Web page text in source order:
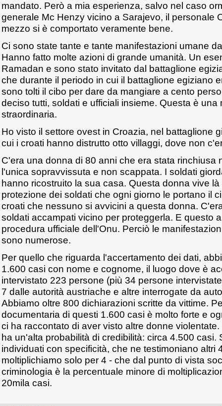
mandato. Però a mia esperienza, salvo nel caso
generale Mc Henzy vicino a Sarajevo, il personale
mezzo si è comportato veramente bene.
Ci sono state tante e tante manifestazioni umane
Hanno fatto molte azioni di grande umanità. Un
Ramadan e sono stato invitato dal battaglione
che durante il periodo in cui il battaglione egiziano
sono tolti il cibo per dare da mangiare a cento
deciso tutti, soldati e ufficiali insieme. Questa è una
straordinaria.
Ho visto il settore ovest in Croazia, nel battaglione
cui i croati hanno distrutto otto villaggi, dove non
C'era una donna di 80 anni che era stata rinchiusa
l'unica sopravvissuta e non scappata. I soldati
hanno ricostruito la sua casa. Questa donna vive
protezione dei soldati che ogni giorno le portano il
croati che nessuno si avvicini a questa donna.
soldati accampati vicino per proteggerla. E questo
procedura ufficiale dell'Onu. Perciò le
sono numerose.
Per quello che riguarda l'accertamento dei dati,
1.600 casi con nome e cognome, il luogo dove è
intervistato 223 persone (più 34 persone
7 dalle autorità austriache e altre interrogate da
Abbiamo oltre 800 dichiarazioni scritte da vittime.
documentaria di questi 1.600 casi è molto forte e
ci ha raccontato di aver visto altre donne
ha un'alta probabilità di credibilità: circa 4.500 casi.
individuati con specificità, che ne testimoniano altri
moltiplichiamo solo per 4 - che dal punto di vista
criminologia è la percentuale minore di
20mila casi.